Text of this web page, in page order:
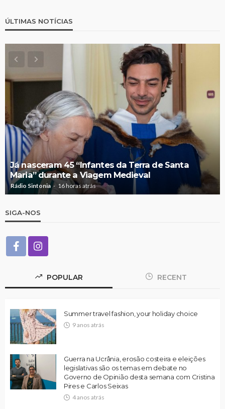
ÚLTIMAS NOTÍCIAS
Já nasceram 45 “Infantes da Terra de Santa
Maria” durante a Viagem Medieval
Rádio Sintonia 16 horas atrás
SIGA-NOS
POPULAR RECENT
Summer travel fashion, your holiday choice
9 anos atrás
Guerra na Ucrânia, erosão costeira e eleições
legislativas são os temas em debate no
Governo de Opinião desta semana com Cristina
Pires e Carlos Seixas
4 anos atrás